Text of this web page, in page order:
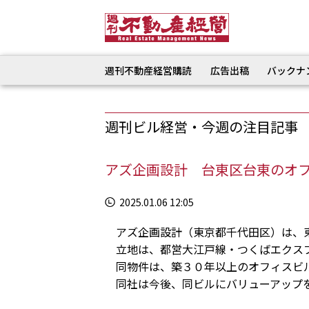
週刊不動産経営購読 広告出稿 バック
週刊ビル経営・今週の注目記事
アズ企画設計 台東区台東のオ
2025.01.06 12:05
アズ企画設計（東京都千代田区）は
立地は、都営大江戸線・つくばエク
同物件は、築３０年以上のオフィスビ
同社は今後、同ビルにバリューアッ